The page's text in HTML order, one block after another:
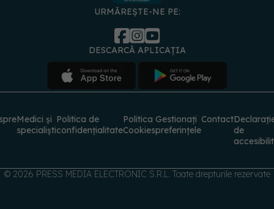
URMĂREȘTE-NE PE:
DESCARCĂ APLICAȚIA
Medici și
specialiști
Politica de
confidențialitate
Politica
Cookies
Gestionați
preferințele
Contact
de
© 2026 PRESS MEDIA ELECTRONIC S.R.L. Toate drepturile rezervate